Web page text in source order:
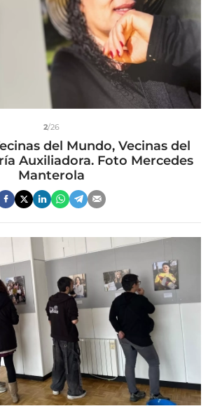
2/26
del Mundo, Vecinas del
Auxiliadora. Foto Mercedes
Manterola